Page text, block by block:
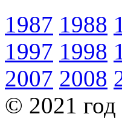
1987 1988
1997 1998
2007 2008
© 2021 год